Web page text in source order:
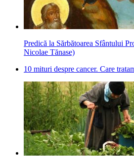
Predică la Sărbătoarea Sfântului
Nicolae Tănase)
10 mituri despre cancer. Care